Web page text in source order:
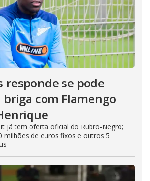
responde se pode
com Flamengo
já tem oferta oficial do Rubro-Negro;
milhões de euros fixos e outros 5